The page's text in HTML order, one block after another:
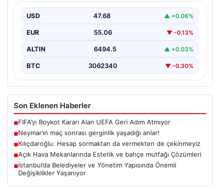
USD 47.68 ▲ +0.06%
EUR 55.06 ▼ -0.13%
ALTIN 6494.5 ▲ +0.03%
BTC 3062340 ▼ -0.30%
Son Eklenen Haberler
■FIFA’yı Boykot Kararı Alan UEFA Geri Adım Atmıyor
■Neymar’ın maç sonrası gerginlik yaşadığı anlar!
■Kılıçdaroğlu: Hesap sormaktan da vermekten de çekinmeyiz
■Açık Hava Mekanlarında Estetik ve bahçe mutfağı Çözümleri
■İstanbul’da Belediyeler ve Yönetim Yapısında Önemli
Değişiklikler Yaşanıyor